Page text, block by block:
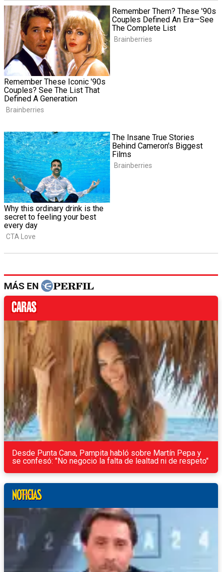
MÁS EN
Desde Punta Cana, Pampita habló sobre Martín Pepa y
se confesó: "No negocio la falta de lealtad ni de respeto"